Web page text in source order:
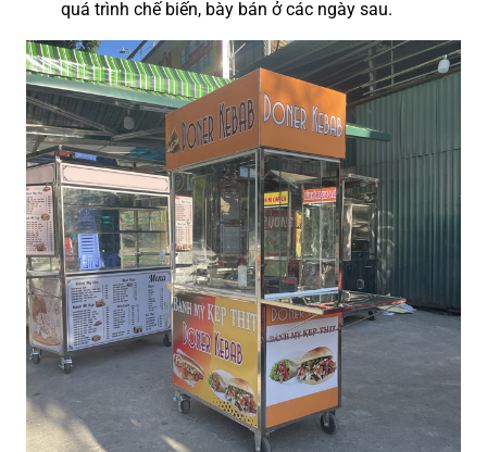
quá trình chế biến, bày bán ở các ngày sau.